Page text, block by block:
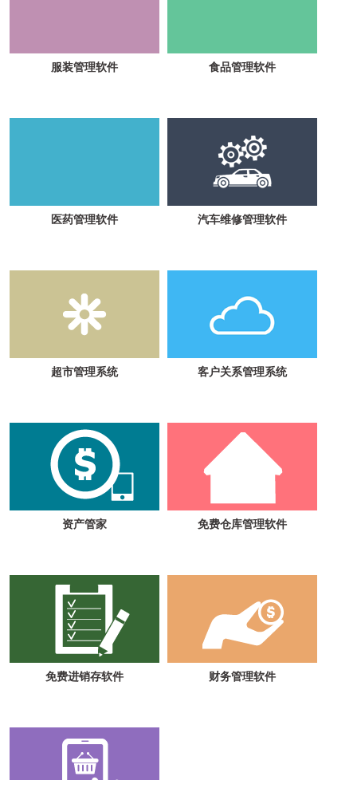
服装管理软件 食品管理软件
医药管理软件 汽车维修管理软件
超市管理系统 客户关系管理系统
资产管家 免费仓库管理软件
免费进销存软件 财务管理软件